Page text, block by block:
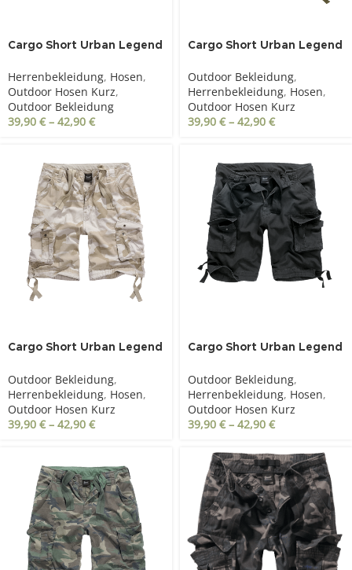
Cargo Short Urban Legend
Herrenbekleidung, Hosen,
Outdoor Hosen Kurz,
Outdoor Bekleidung
39,90 €– 42,90 €
Cargo Short Urban Legend
Outdoor Bekleidung,
Herrenbekleidung, Hosen,
Outdoor Hosen Kurz
39,90 €– 42,90 €
Cargo Short Urban Legend
Outdoor Bekleidung,
Herrenbekleidung, Hosen,
Outdoor Hosen Kurz
39,90 €– 42,90 €
Cargo Short Urban Legend
Outdoor Bekleidung,
Herrenbekleidung, Hosen,
Outdoor Hosen Kurz
39,90 €– 42,90 €